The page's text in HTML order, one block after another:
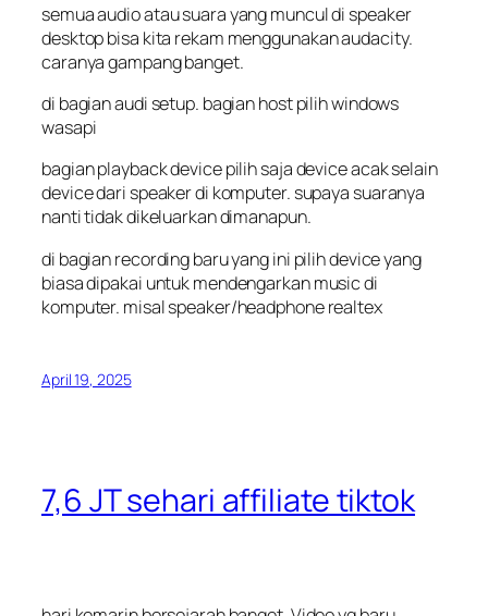
semua audio atau suara yang muncul di speaker
desktop bisa kita rekam menggunakan audacity.
caranya gampang banget.
di bagian audi setup. bagian host pilih windows
wasapi
bagian playback device pilih saja device acak selain
device dari speaker di komputer. supaya suaranya
nanti tidak dikeluarkan dimanapun.
di bagian recording baru yang ini pilih device yang
biasa dipakai untuk mendengarkan music di
komputer. misal speaker/headphone realtex
April 19, 2025
7,6 JT sehari affiliate tiktok